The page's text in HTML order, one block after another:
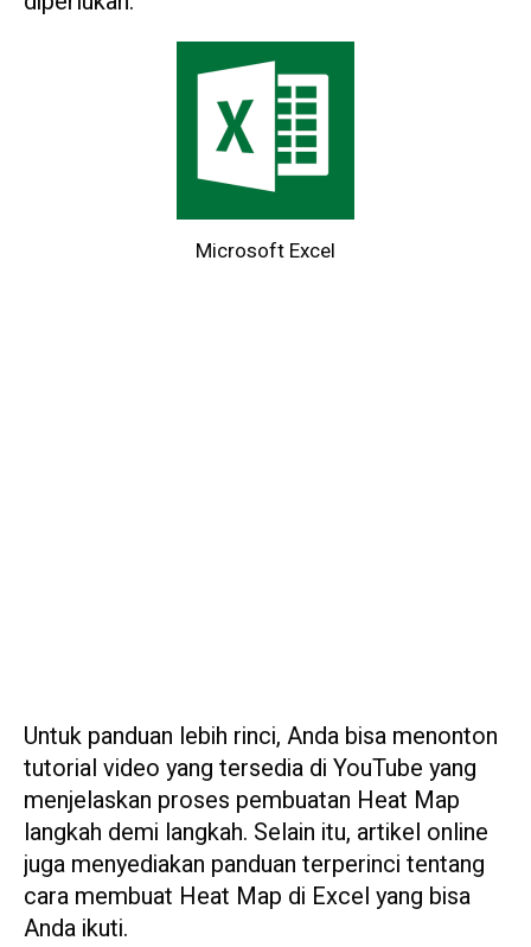
Microsoft Excel
Untuk panduan lebih rinci, Anda bisa menonton
tutorial video yang tersedia di YouTube yang
menjelaskan proses pembuatan Heat Map
langkah demi langkah. Selain itu, artikel online
juga menyediakan panduan terperinci tentang
cara membuat Heat Map di Excel yang bisa
Anda ikuti.